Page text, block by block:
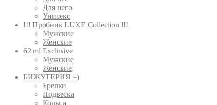
Для него
Унисекс
!!! Пробник LUXE Collection !!!
Мужские
Женские
62 ml Exclusive
Мужские
Женские
БИЖУТЕРИЯ =)
Брелки
Подвеска
Кольца